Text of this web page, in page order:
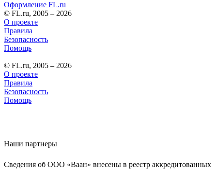
Оформление FL.ru
© FL.ru, 2005 – 2026
О проекте
Правила
Безопасность
Помощь
© FL.ru, 2005 – 2026
О проекте
Правила
Безопасность
Помощь
Наши партнеры
Сведения об ООО «Ваан» внесены в реестр аккредитованных